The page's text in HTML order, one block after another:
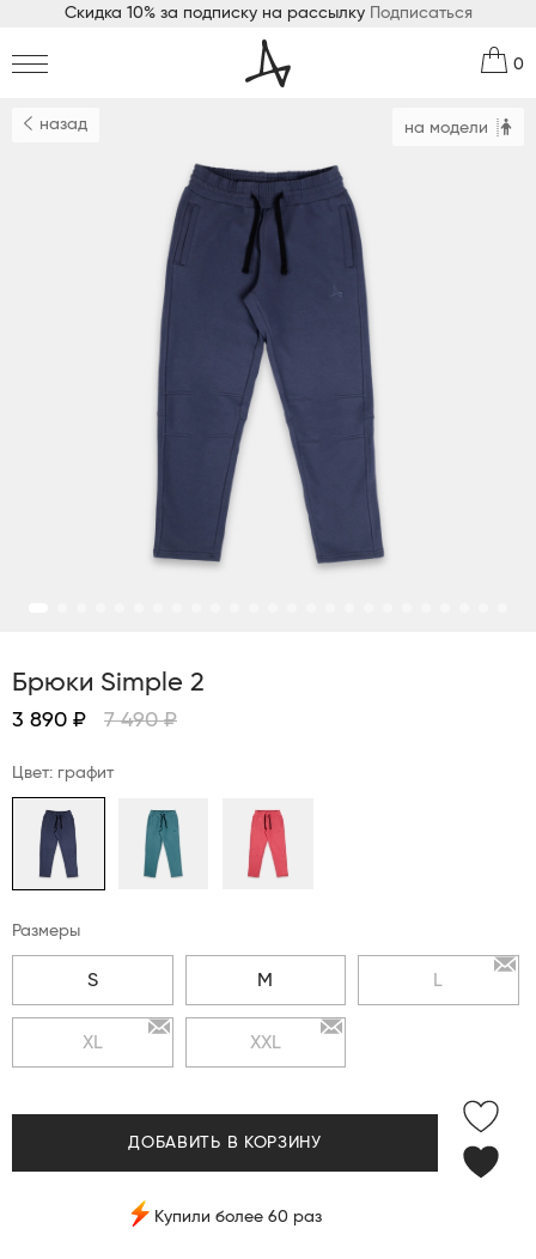
Скидка 10% за подписку на рассылку Подписаться
0
назад на модели
Брюки Simple 2
3 890 ₽ 7 490 ₽
Цвет: графит
Размеры
S M L
XL XXL
ДОБАВИТЬ В КОРЗИНУ
Купили более 60 раз